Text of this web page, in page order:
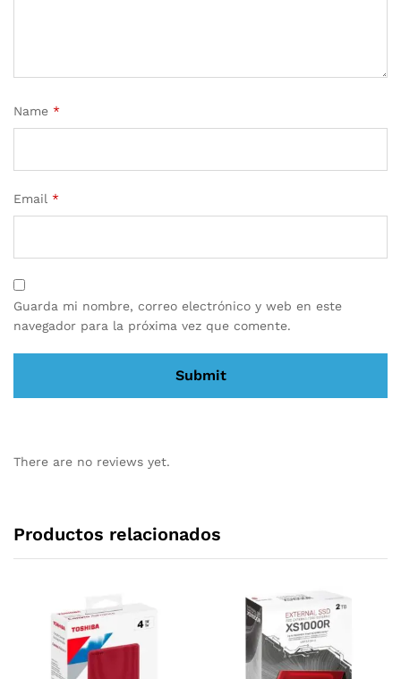
Name *
Email *
Guarda mi nombre, correo electrónico y web en este
navegador para la próxima vez que comente.
There are no reviews yet.
Productos relacionados